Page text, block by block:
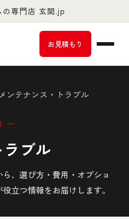
の専門店 玄関.jp
お見積もり
メンテナンス・トラブル
—
ブル
、選び方・費用・オプショ
立つ情報をお届けします。